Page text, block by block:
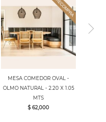
MESA COMEDOR OVAL -
OLMO NATURAL - 2.20 X 1.05
MTS
$ 62,000